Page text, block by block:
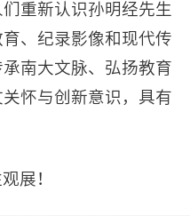
重新认识孙明经先生
、纪录影像和现代传
南大文脉、弘扬教育
怀与创新意识，具有
展！